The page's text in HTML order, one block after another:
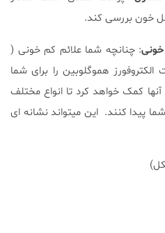
خون بررسی کند.
: چنانچه شما علائم کم خونی (
هموگلوبین را برای شما
کمک خواهد کرد تا انواع مختلف
پیدا کنند. این میتواند نشانه ای